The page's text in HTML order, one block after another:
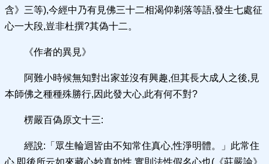
含》三等),今經中乃有見佛三十二相渴仰剃落等語,發生七處征
心一大段,豈非杜撰?其偽十二。
《作者的異見》
阿難小時候無知對出家並沒有興趣,但其長大成人之後,見
本師佛之種種殊勝行,因此發大心,此有何不對?
楞嚴百偽原文十三:
經說:「眾生輪迴皆由不知常住真心,性淨明體。」此常住
心,即後所云如來藏心妙真如性,實則法性假名心也(《莊嚴論》